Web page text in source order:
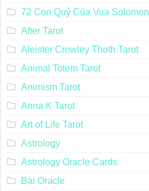
72 Con Quỷ Của Vua Solomon
After Tarot
Aleister Crowley Thoth Tarot
Animal Totem Tarot
Animism Tarot
Anna K Tarot
Art of Life Tarot
Astrology
Astrology Oracle Cards
Bài Oracle